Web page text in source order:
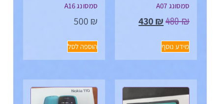
סמסונג A07
480₪
430₪
מידע נוסף
סמסונג A16
500 ₪
הוספה לסל